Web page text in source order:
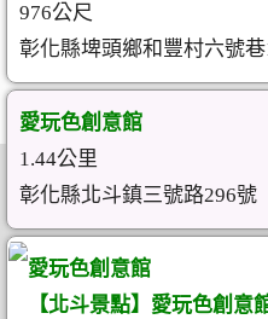
976公尺
彰化縣埤頭鄉和豐村六號
愛玩色創意館
1.44公里
彰化縣北斗鎮三號路296號
愛玩色創意館
【北斗景點】愛玩色創